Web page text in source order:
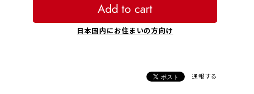
Add to cart
日本国内にお住まいの方向け
通報する